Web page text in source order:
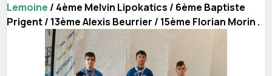
Lemoine / 4ème Melvin Lipokatics / 6ème Baptiste
Prigent / 13ème Alexis Beurrier / 15ème Florian Morin .